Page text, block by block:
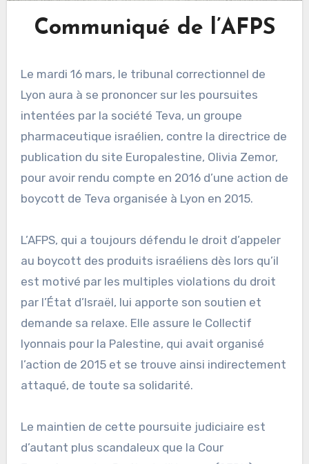
Communiqué de l’AFPS
Le mardi 16 mars, le tribunal correctionnel de
Lyon aura à se prononcer sur les poursuites
intentées par la société Teva, un groupe
pharmaceutique israélien, contre la directrice de
publication du site Europalestine, Olivia Zemor,
pour avoir rendu compte en 2016 d’une action de
boycott de Teva organisée à Lyon en 2015.
L’AFPS, qui a toujours défendu le droit d’appeler
au boycott des produits israéliens dès lors qu’il
est motivé par les multiples violations du droit
par l’État d’Israël, lui apporte son soutien et
demande sa relaxe. Elle assure le Collectif
lyonnais pour la Palestine, qui avait organisé
l’action de 2015 et se trouve ainsi indirectement
attaqué, de toute sa solidarité.
Le maintien de cette poursuite judiciaire est
d’autant plus scandaleux que la Cour